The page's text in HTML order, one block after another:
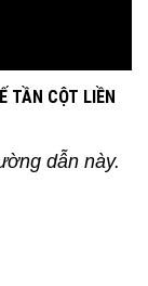
TẦN CỘT LIỀN
dẫn này.